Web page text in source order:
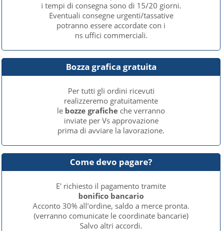
i tempi di consegna sono di 15/20 giorni.
Eventuali consegne urgenti/tassative
potranno essere accordate con i
ns uffici commerciali.
Bozza grafica gratuita
Per tutti gli ordini ricevuti
realizzeremo gratuitamente
le bozze grafiche che verranno
inviate per Vs approvazione
prima di avviare la lavorazione.
Come devo pagare?
E' richiesto il pagamento tramite
bonifico bancario
Acconto 30% all'ordine, saldo a merce pronta.
(verranno comunicate le coordinate bancarie)
Salvo altri accordi.